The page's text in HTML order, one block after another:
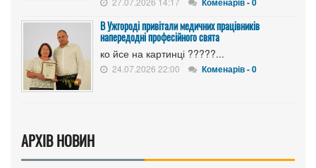
В Ужгороді привітали медичних працівників
напередодні професійного свята
ко йсе на картинці ?????...
24.07.2026 22:00 Коменарів - 0
АРХІВ НОВИН